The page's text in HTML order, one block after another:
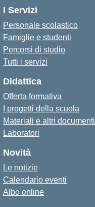
I Servizi
Personale scolastico
Famiglie e studenti
Percorsi di studio
Tutti i servizi
Didattica
Offerta formativa
I progetti della scuola
Materiali e altri documenti
Laboratori
Novità
Le notizie
Calendario eventi
Albo online